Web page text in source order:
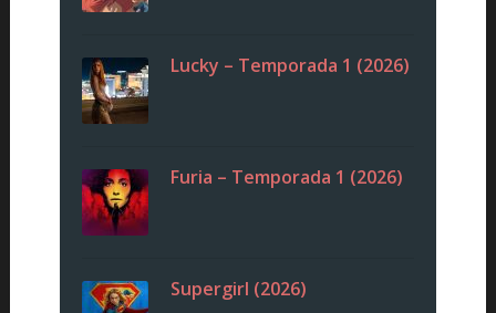
Lucky – Temporada 1 (2026)
Furia – Temporada 1 (2026)
Supergirl (2026)